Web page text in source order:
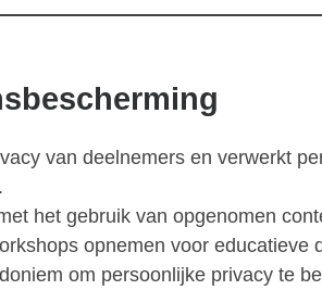
van deelnemers en verwerkt
het gebruik van opgenomen
opnemen voor
om persoonlijke privacy te